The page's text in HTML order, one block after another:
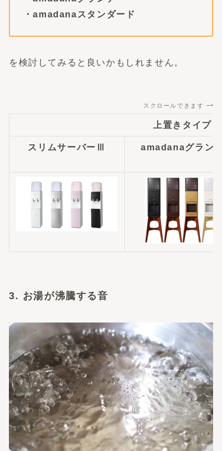
・amadanaスタンダード
を検討してみると良いかもしれません。
スクロールできます
上置きタイプ
スリムサーバーⅢ amadanaグラン
3. お湯が沸騰する音